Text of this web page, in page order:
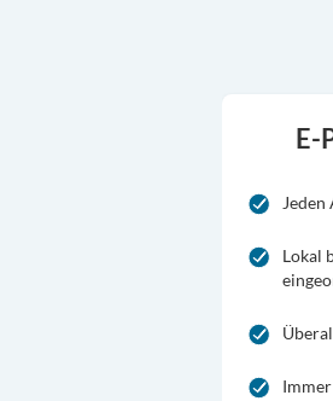
E-
Lokal